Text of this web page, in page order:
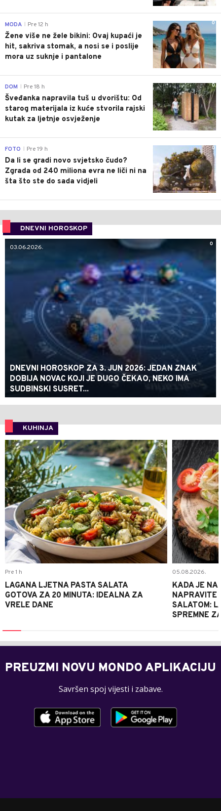
0
MODA Pre 12 h
Žene više ne žele bikini: Ovaj kupaći je
hit, sakriva stomak, a nosi se i poslije
mora uz suknje i pantalone
0
DOM Pre 18 h
Šveđanka napravila tuš u dvorištu: Od
starog materijala iz kuće stvorila rajski
kutak za ljetnje osvježenje
0
FOTO Pre 19 h
Da li se gradi novo svjetsko čudo?
Zgrada od 240 miliona evra ne liči ni na
šta što ste do sada vidjeli
DNEVNI HOROSKOP
0
03.06.2026.
DNEVNI HOROSKOP ZA 3. JUN 2026: JEDAN ZNAK
DOBIJA NOVAC KOJI JE DUGO ČEKAO, NEKO IMA
SUDBINSKI SUSRET...
KUHINJA
0
Pre 1 h
LAGANA LJETNA PASTA SALATA
GOTOVA ZA 20 MINUTA: IDEALNA ZA
VRELE DANE
05.08.2026.
KADA JE
NAPRAVITE
SALATOM:
SPREMNE
PREUZMI NOVU MONDO APLIKACIJU
Savršen spoj vijesti i zabave.